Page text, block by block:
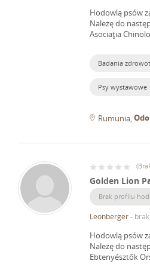
Hodowlą psów
Należę do
Asociaţia
Badania
Psy wystawowe
Rumunia
(
Golden Lion
Brak profilu
Leonberger-
Hodowlą psów
Należę do
Ebtenyésztők